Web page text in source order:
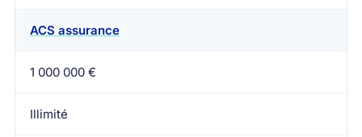
ACS assurance
1 000 000 €
Illimité